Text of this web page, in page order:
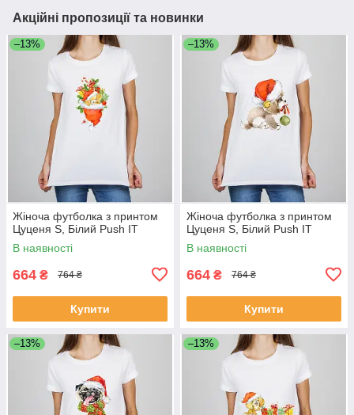
Акційні пропозиції та новинки
–13%
Жіноча футболка з принтом
Цуценя S, Білий Push IT
В наявності
664 ₴ 764 ₴
Купити
–13%
Жіноча футболка з принтом
Цуценя S, Білий Push IT
В наявності
664 ₴ 764 ₴
Купити
–13% –13%